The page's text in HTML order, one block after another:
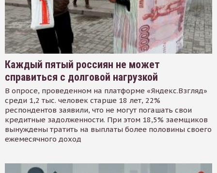
Каждый пятый россиян не может
справиться с долговой нагрузкой
В опросе, проведенном на платформе «Яндекс.Взгляд»
среди 1,2 тыс. человек старше 18 лет, 22%
респондентов заявили, что не могут погашать свои
кредитные задолженности. При этом 18,5% заемщиков
вынуждены тратить на выплаты более половины своего
ежемесячного доход